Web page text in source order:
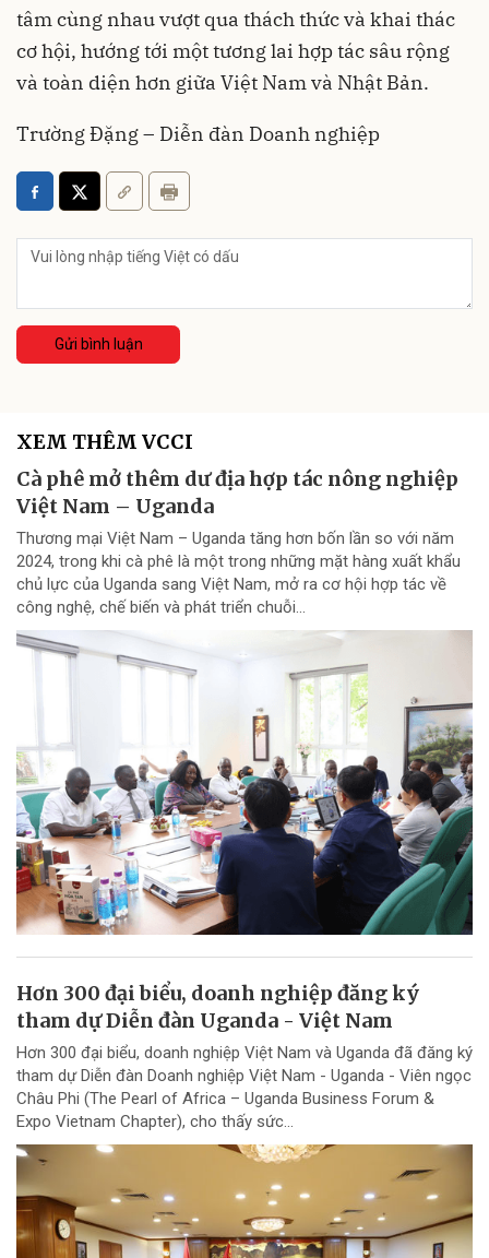
tâm cùng nhau vượt qua thách thức và khai thác
cơ hội, hướng tới một tương lai hợp tác sâu rộng
và toàn diện hơn giữa Việt Nam và Nhật Bản.
Trường Đặng – Diễn đàn Doanh nghiệp
Gửi bình luận
XEM THÊM VCCI
Cà phê mở thêm dư địa hợp tác nông nghiệp
Việt Nam – Uganda
Thương mại Việt Nam – Uganda tăng hơn bốn lần so với năm
2024, trong khi cà phê là một trong những mặt hàng xuất khẩu
chủ lực của Uganda sang Việt Nam, mở ra cơ hội hợp tác về
công nghệ, chế biến và phát triển chuỗi...
Hơn 300 đại biểu, doanh nghiệp đăng ký
tham dự Diễn đàn Uganda - Việt Nam
Hơn 300 đại biểu, doanh nghiệp Việt Nam và Uganda đã đăng ký
tham dự Diễn đàn Doanh nghiệp Việt Nam - Uganda - Viên ngọc
Châu Phi (The Pearl of Africa – Uganda Business Forum &
Expo Vietnam Chapter), cho thấy sức...